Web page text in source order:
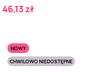
Cena
46,13 zł
NOWY
CHWILOWO NIEDOSTĘPNE